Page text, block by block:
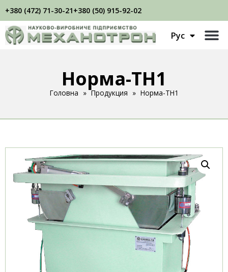
+380 (472) 71-30-21+380 (50) 915-92-02
Рус
Укр
Eng
Норма-ТН1
Головна » Продукция » Норма-ТН1